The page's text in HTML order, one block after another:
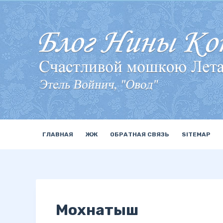
П
е
р
е
й
т
и
к
с
ГЛАВНАЯ ЖЖ ОБРАТНАЯ СВЯЗЬ SITEMAP
Мохнатыш